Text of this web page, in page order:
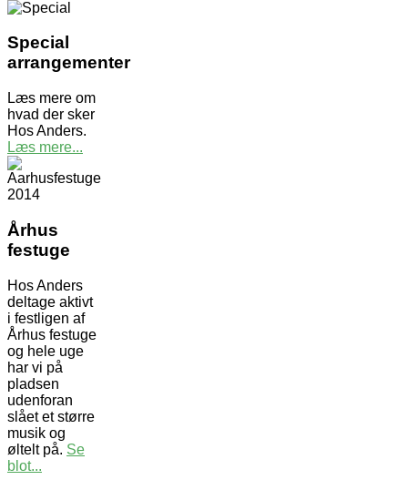
Special
arrangementer
Læs mere om
hvad der sker
Hos Anders.
Læs mere...
Århus
festuge
Hos Anders
deltage aktivt
i festligen af
Århus festuge
og hele uge
har vi på
pladsen
udenforan
slået et større
musik og
øltelt på. Se
blot...